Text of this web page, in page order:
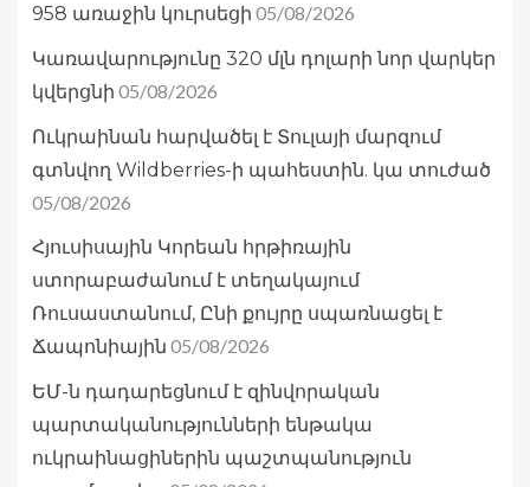
958 առաջին կուրսեցի 05/08/2026
Կառավարությունը 320 մլն դոլարի նոր վարկեր
կվերցնի 05/08/2026
Ուկրաինան հարվածել է Տուլայի մարզում
գտնվող Wildberries-ի պահեստին. կա տուժած
05/08/2026
Հյուսիսային Կորեան հրթիռային
ստորաբաժանում է տեղակայում
Ռուսաստանում, Ընի քույրը սպառնացել է
Ճապոնիային 05/08/2026
ԵՄ-ն դադարեցնում է զինվորական
պարտականությունների ենթակա
ուկրաինացիներին պաշտպանություն